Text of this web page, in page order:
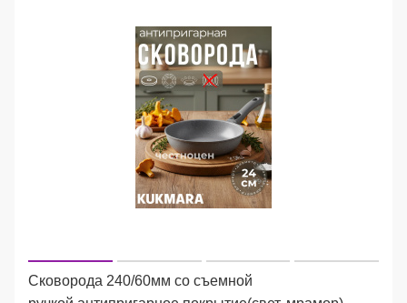
Сковорода 240/60мм со съемной